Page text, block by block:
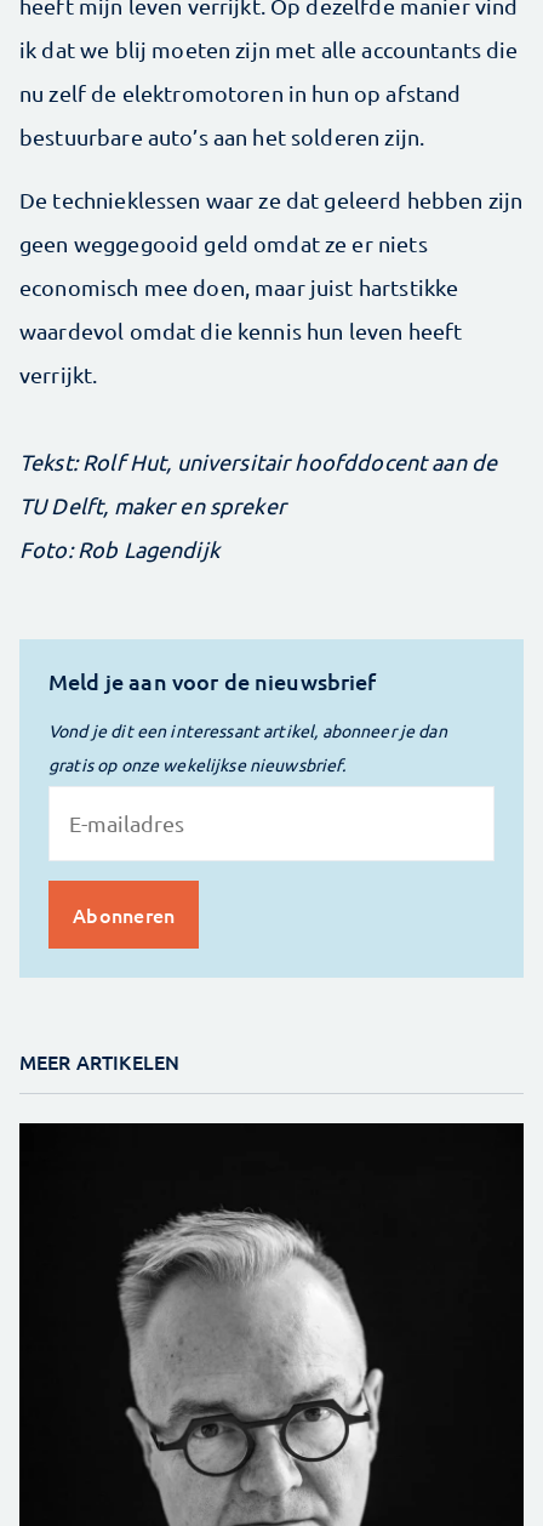
heeft mijn leven verrijkt. Op dezelfde manier vind
ik dat we blij moeten zijn met alle accountants die
nu zelf de elektromotoren in hun op afstand
bestuurbare auto’s aan het solderen zijn.
De technieklessen waar ze dat geleerd hebben zijn
geen weggegooid geld omdat ze er niets
economisch mee doen, maar juist hartstikke
waardevol omdat die kennis hun leven heeft
verrijkt.
Tekst: Rolf Hut, universitair hoofddocent aan de
TU Delft, maker en spreker
Foto: Rob Lagendijk
Meld je aan voor de nieuwsbrief
Vond je dit een interessant artikel, abonneer je dan
gratis op onze wekelijkse nieuwsbrief.
MEER ARTIKELEN